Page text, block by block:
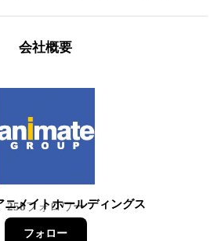
会社概要
ニメイトホールディングス
258フォロワー
フォロー